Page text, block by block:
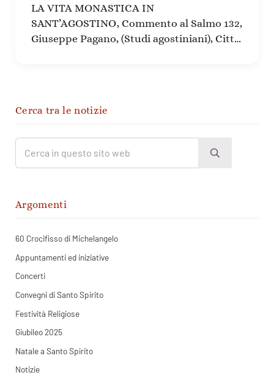
LA VITA MONASTICA IN
SANT’AGOSTINO, Commento al Salmo 132,
Giuseppe Pagano, (Studi agostiniani), Città
Sidebar
Cerca tra le notizie
Cerca in questo sito web
Submit search
Argomenti
60 Crocifisso di Michelangelo
Appuntamenti ed iniziative
Concerti
Convegni di Santo Spirito
Festività Religiose
Giubileo 2025
Natale a Santo Spirito
Notizie